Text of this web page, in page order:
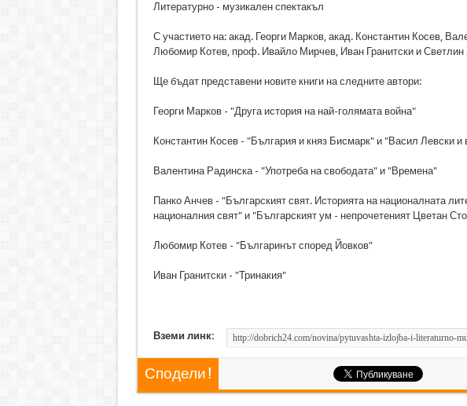
Литературно - музикален спектакъл
С участието на: акад. Георги Марков, акад. Константин Косев,
Любомир Котев, проф. Ивайло Мирчев, Иван Гранитски и Светлин
Ще бъдат представени новите книги на следните автори:
Георги Марков - "Друга история на най-голямата война"
Константин Косев - "България и княз Бисмарк" и "Васил Левски и
Валентина Радинска - "Употреба на свободата" и "Времена"
Панко Анчев - "Българският свят. Историята на националната
националния свят" и "Българският ум - непрочетеният Цветан
Любомир Котев - "Българинът според Йовков"
Иван Гранитски - "Тринакия"
Вземи линк:
Сподели !